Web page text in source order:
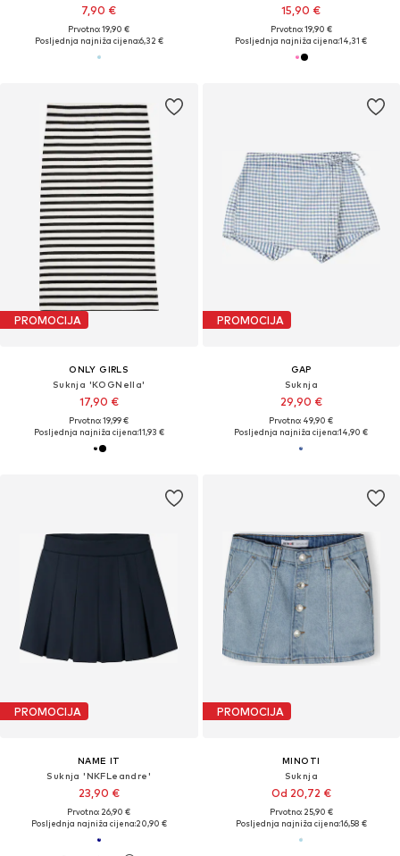
7,90 €
Prvotno: 19,90 €
Posljednja najniža cijena:6,32 €
15,90 €
Prvotno: 19,90 €
Posljednja najniža cijena:14,31 €
PROMOCIJA
ONLY GIRLS
Suknja 'KOGNella'
17,90 €
Prvotno: 19,99 €
Posljednja najniža cijena:11,93 €
PROMOCIJA
GAP
Suknja
29,90 €
Prvotno: 49,90 €
Posljednja najniža cijena:14,90 €
PROMOCIJA
NAME IT
Suknja 'NKFLeandre'
23,90 €
Prvotno: 26,90 €
Posljednja najniža cijena:20,90 €
PROMOCIJA
MINOTI
Suknja
Od 20,72 €
Prvotno: 25,90 €
Posljednja najniža cijena:16,58 €